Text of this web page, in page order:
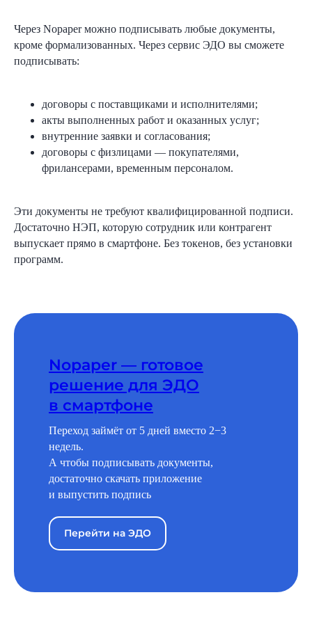
Через Nopaper можно подписывать любые документы,
кроме формализованных. Через сервис ЭДО вы сможете
подписывать:
договоры с поставщиками и исполнителями;
акты выполненных работ и оказанных услуг;
внутренние заявки и согласования;
договоры с физлицами — покупателями,
фрилансерами, временным персоналом.
Эти документы не требуют квалифицированной подписи.
Достаточно НЭП, которую сотрудник или контрагент
выпускает прямо в смартфоне. Без токенов, без установки
программ.
Nopaper — готовое
решение для ЭДО
в смартфоне
Переход займёт от 5 дней вместо 2−3
недель.
А чтобы подписывать документы,
достаточно скачать приложение
и выпустить подпись
Перейти на ЭДО